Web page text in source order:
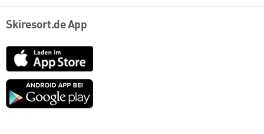
Skiresort.de App
App
Store
Google